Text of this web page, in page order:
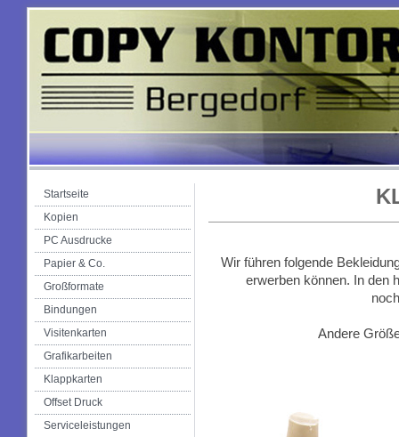
Startseite
Kopien
PC Ausdrucke
Papier & Co.
Großformate
Bindungen
Visitenkarten
Grafikarbeiten
Klappkarten
Offset Druck
Serviceleistungen
Wir führen folgende
erwerben können. In den
Andere